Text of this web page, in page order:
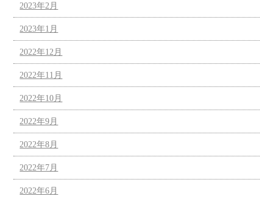
2023年2月
2023年1月
2022年12月
2022年11月
2022年10月
2022年9月
2022年8月
2022年7月
2022年6月